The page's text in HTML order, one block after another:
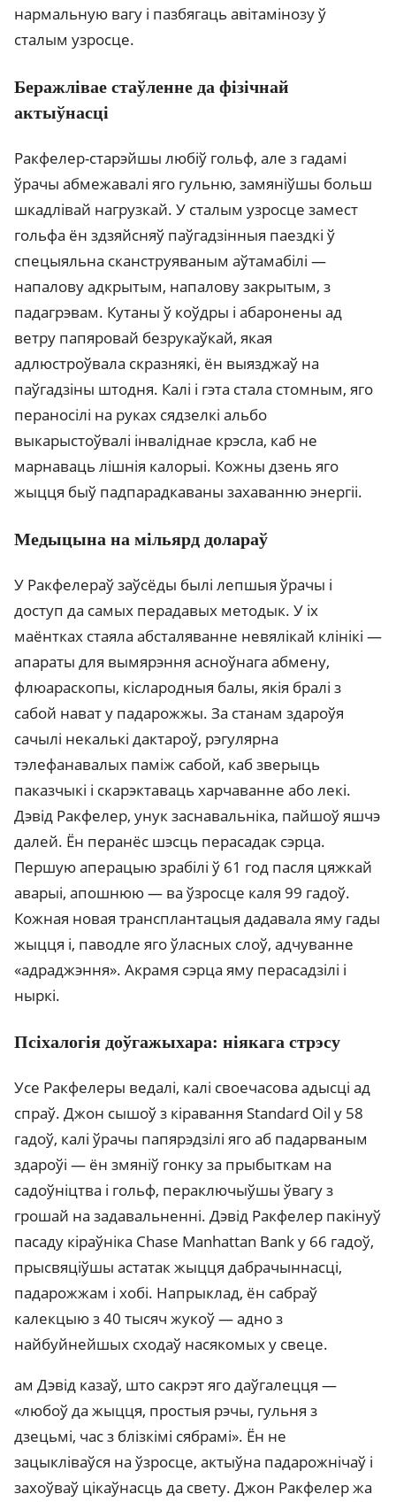
нармальную вагу і пазбягаць авітамінозу ў
сталым узросце.
Беражлівае стаўленне да фізічнай
актыўнасці
Ракфелер-старэйшы любіў гольф, але з гадамі
ўрачы абмежавалі яго гульню, замяніўшы больш
шкадлівай нагрузкай. У сталым узросце замест
гольфа ён здзяйсняў паўгадзінныя паездкі ў
спецыяльна сканструяваным аўтамабілі —
напалову адкрытым, напалову закрытым, з
падагрэвам. Кутаны ў коўдры і абаронены ад
ветру папяровай безрукаўкай, якая
адлюстроўвала скразнякі, ён выязджаў на
паўгадзіны штодня. Калі і гэта стала стомным, яго
пераносілі на руках сядзелкі альбо
выкарыстоўвалі інваліднае крэсла, каб не
марнаваць лішнія калорыі. Кожны дзень яго
жыцця быў падпарадкаваны захаванню энергіі.
Медыцына на мільярд долараў
У Ракфелераў заўсёды былі лепшыя ўрачы і
доступ да самых перадавых методык. У іх
маёнтках стаяла абсталяванне невялікай клінікі —
апараты для вымярэння асноўнага абмену,
флюараскопы, кіслародныя балы, якія бралі з
сабой нават у падарожжы. За станам здароўя
сачылі некалькі дактароў, рэгулярна
тэлефанавалых паміж сабой, каб зверыць
паказчыкі і скарэктаваць харчаванне або лекі.
Дэвід Ракфелер, унук заснавальніка, пайшоў яшчэ
далей. Ён перанёс шэсць перасадак сэрца.
Першую аперацыю зрабілі ў 61 год пасля цяжкай
аварыі, апошнюю — ва ўзросце каля 99 гадоў.
Кожная новая трансплантацыя дадавала яму гады
жыцця і, паводле яго ўласных слоў, адчуванне
«адраджэння». Акрамя сэрца яму перасадзілі і
ныркі.
Псіхалогія доўгажыхара: ніякага стрэсу
Усе Ракфелеры ведалі, калі своечасова адысці ад
спраў. Джон сышоў з кіравання Standard Oil у 58
гадоў, калі ўрачы папярэдзілі яго аб падарваным
здароўі — ён змяніў гонку за прыбыткам на
садоўніцтва і гольф, пераключыўшы ўвагу з
грошай на задавальненні. Дэвід Ракфелер пакінуў
пасаду кіраўніка Chase Manhattan Bank у 66 гадоў,
прысвяціўшы астатак жыцця дабрачыннасці,
падарожжам і хобі. Напрыклад, ён сабраў
калекцыю з 40 тысяч жукоў — адно з
найбуйнейшых сходаў насякомых у свеце.
ам Дэвід казаў, што сакрэт яго даўгалецця —
«любоў да жыцця, простыя рэчы, гульня з
дзецьмі, час з блізкімі сябрамі». Ён не
зацыкліваўся на ўзросце, актыўна падарожнічаў і
захоўваў цікаўнасць да свету. Джон Ракфелер жа